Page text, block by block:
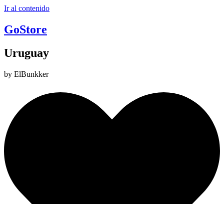
Ir al contenido
GoStore
Uruguay
by ElBunkker